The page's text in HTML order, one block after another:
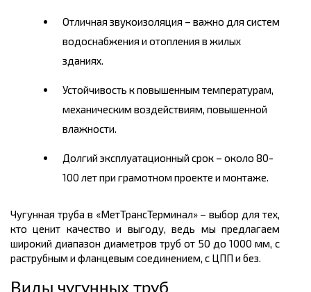
Отличная звукоизоляция – важно для систем
водоснабжения и отопления в жилых
зданиях.
Устойчивость к повышенным температурам,
механическим воздействиям, повышенной
влажности.
Долгий эксплуатационный срок – около 80-
100 лет при грамотном проекте и монтаже.
Чугунная труба в «МетТрансТерминал» – выбор для тех,
кто ценит качество и выгоду, ведь мы предлагаем
широкий диапазон диаметров труб от 50 до 1000 мм, с
раструбным и фланцевым соединением, с ЦПП и без.
Виды чугунных труб